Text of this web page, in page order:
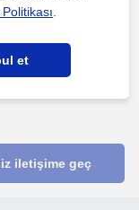
Individual lesson
Focu...
iletişime geç
et